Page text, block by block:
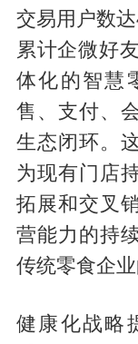
交易用户数
累计企微好
体化的智慧
售、支付、
生态闭环。
为现有门店
拓展和交叉
营能力的持
传统零食企业
健康化战略